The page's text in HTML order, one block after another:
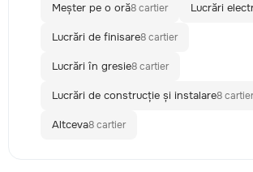
Meșter pe o oră8 cartier Lucrări
Lucrări de finisare8 cartier
Lucrări în gresie8 cartier
Lucrări de construcție și instalare8 cartier
Altceva8 cartier